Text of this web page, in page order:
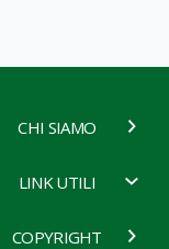
CHI SIAMO
LINK UTILI
COPYRIGHT